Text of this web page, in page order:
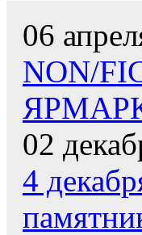
06
NON/
02
4